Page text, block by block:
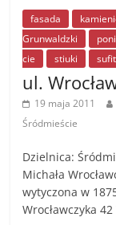
o
o
k
g
er
fasada
Grunwaldzki
cie
stiuki sufit
ul.
19 maja 2011
Śródmieście
Dzielnica:
Michała
wytyczona w
Wrocławczyka